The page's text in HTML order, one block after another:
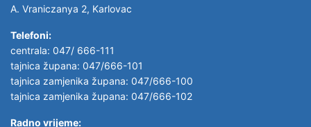
A. Vraniczanya 2, Karlovac
Telefoni:
centrala: 047/ 666-111
tajnica župana: 047/666-101
tajnica zamjenika župana: 047/666-100
tajnica zamjenika župana: 047/666-102
Radno vrijeme: